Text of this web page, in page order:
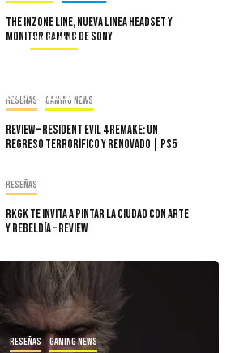
The Inzone line, Nueva Linea Headset Y
Monitor Gaming De Sony
Gaming news
Fallen Dynasty
Reseñas Gaming news
Review – Resident Evil 4 Remake: Un
regreso terrorífico y renovado | PS5
Reseñas
RKGK Te Invita A Pintar La Ciudad Con Arte
y Rebeldía – Review
Reseñas Gaming news